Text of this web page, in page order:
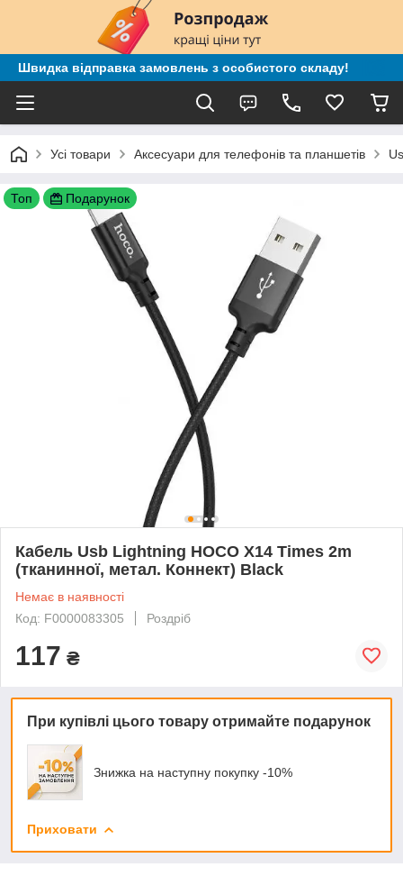
Швидка відправка замовлень з особистого складу!
Усі товари Аксесуари для телефонів та планшетів
Топ Подарунок
Кабель Usb Lightning HOCO X14 Times 2m
(тканинної, метал. Коннект) Black
Немає в наявності
Код: F0000083305
Роздріб
117 ₴
При купівлі цього товару отримайте подарунок
Знижка на наступну покупку -10%
Приховати